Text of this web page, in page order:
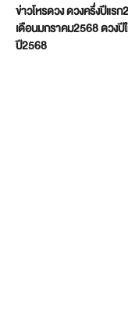
ข่าวโหรดวง ดวงครึ่งปีแร
เดือนมกราคม2568ดวงปี
ปี2568